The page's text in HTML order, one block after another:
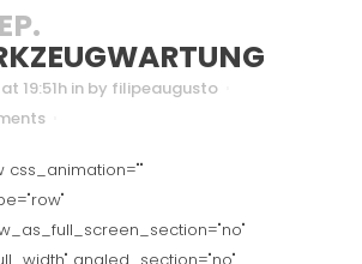
19:51h in by filipeaugusto
css_animation=""